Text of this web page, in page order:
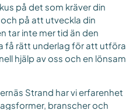
på det som kräver din
på att utveckla din
tar inte mer tid än den
få rätt underlag för att utföra
hjälp av oss och en lönsam
Strand har vi erfarenhet
branscher och